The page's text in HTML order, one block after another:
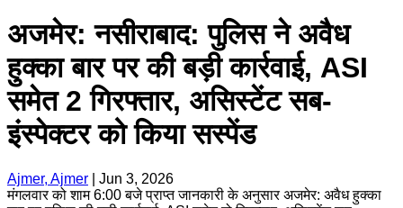
अजमेर: नसीराबाद: पुलिस ने अवैध
हुक्का बार पर की बड़ी कार्रवाई, ASI
समेत 2 गिरफ्तार, असिस्टेंट सब-
इंस्पेक्टर को किया सस्पेंड
Ajmer, Ajmer
Jun 3, 2026
मंगलवार को शाम 6:00 बजे प्राप्त जानकारी के अनुसार अजमेर: अवैध हुक्का